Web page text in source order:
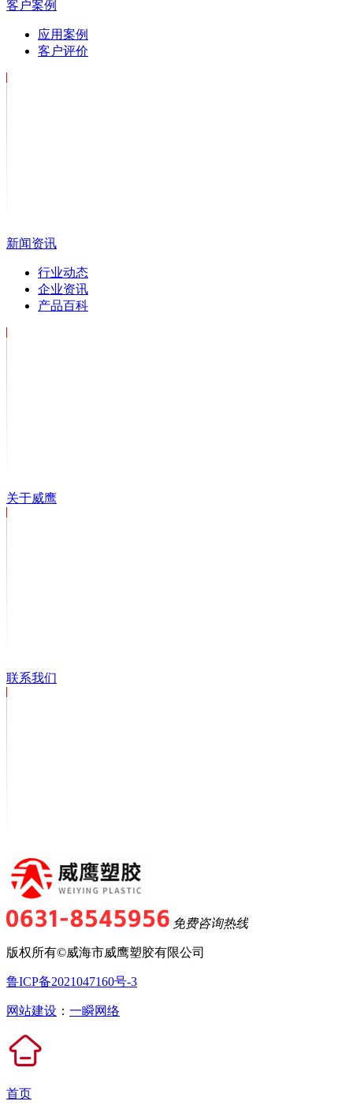
客户案例
应用案例
客户评价
新闻资讯
行业动态
企业资讯
产品百科
关于威鹰
联系我们
免费咨询热线
版权所有©威海市威鹰塑胶有限公司
鲁ICP备2021047160号-3
网站建设 ： 一瞬网络
首页